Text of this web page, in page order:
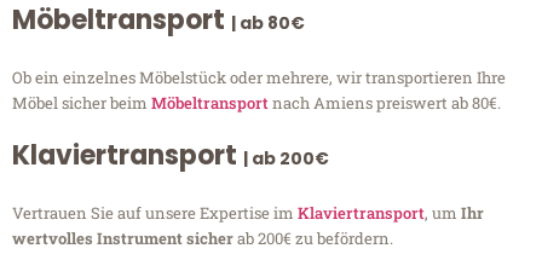
Möbeltransport | ab 80€
Ob ein einzelnes Möbelstück oder mehrere, wir transportieren Ihre
Möbel sicher beim Möbeltransportnach Amiens preiswert ab 80€.
Klaviertransport | ab 200€
Vertrauen Sie auf unsere Expertise im Klaviertransport, um Ihr
wertvolles Instrument sicherab 200€ zu befördern.